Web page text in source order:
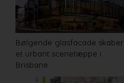
Bølgende glasfacade skaber
et urbant scenetæppe i
Brisbane